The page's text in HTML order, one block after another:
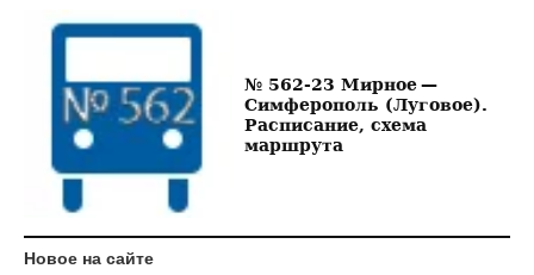
№ 562-23 Мирное —
Симферополь (Луговое).
Расписание, схема
маршрута
Новое на сайте